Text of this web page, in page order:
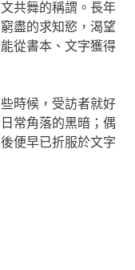
共舞的稱謂。長年
盡的求知慾，渴望
從書本、文字獲得
時候，受訪者就好
常角落的黑暗；偶
便早已折服於文字